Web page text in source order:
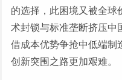
的选择，此困境又被全球
术封锁与标准垄断挤压中
借成本优势争抢中低端制
创新突围之路更加艰难。